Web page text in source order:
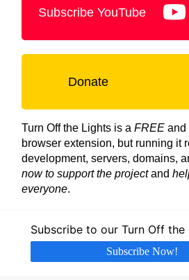
Subscribe YouTube
Donate
Turn Off the Lights is a FREE and
browser extension, but running it
development, servers, domains,
now to support the projectand
everyone.
Subscribe to our Turn Off
Subscribe Now!